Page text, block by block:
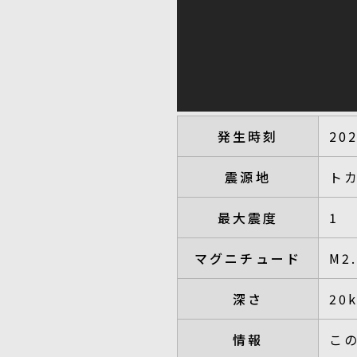
発生時刻
震源地 ト
最大震度 1
マグニチュード
深さ
情報 こ